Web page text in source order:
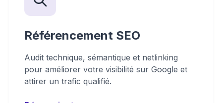
Référencement SEO
Audit technique, sémantique et netlinking
pour améliorer votre visibilité sur Google et
attirer un trafic qualifié.